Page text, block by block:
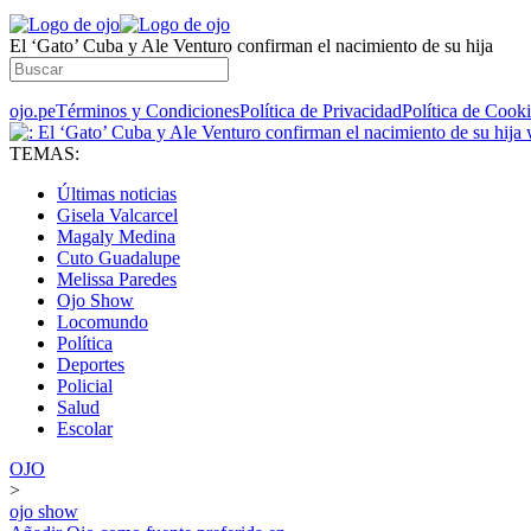
El ‘Gato’ Cuba y Ale Venturo confirman el nacimiento de su hija
ojo.peTérminos y CondicionesPolítica de PrivacidadPolítica de
TEMAS:
Últimas noticias
Gisela Valcarcel
Magaly Medina
Cuto Guadalupe
Melissa Paredes
Ojo Show
Locomundo
Política
Deportes
Policial
Salud
Escolar
OJO
>
ojo show